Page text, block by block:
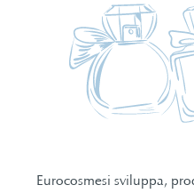
Eurocosmesi sviluppa,